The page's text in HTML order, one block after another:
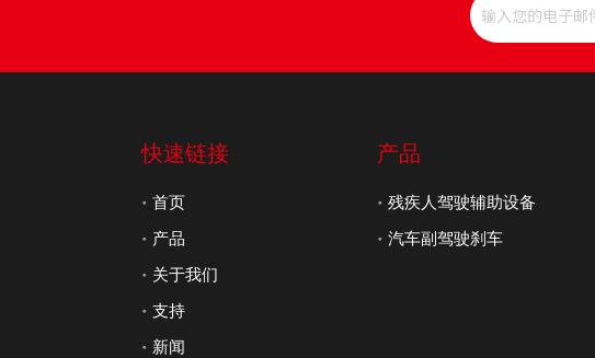
快速链接
首页
产品
关于我们
支持
新闻
产品
残疾人驾驶辅助设备
汽车副驾驶刹车